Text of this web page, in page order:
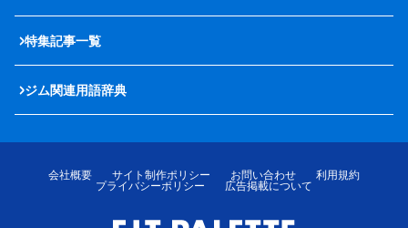
特集記事一覧
ジム関連用語辞典
会社概要 サイト制作ポリシー お問い合わせ
利用規約
プライバシーポリシー
広告掲載について